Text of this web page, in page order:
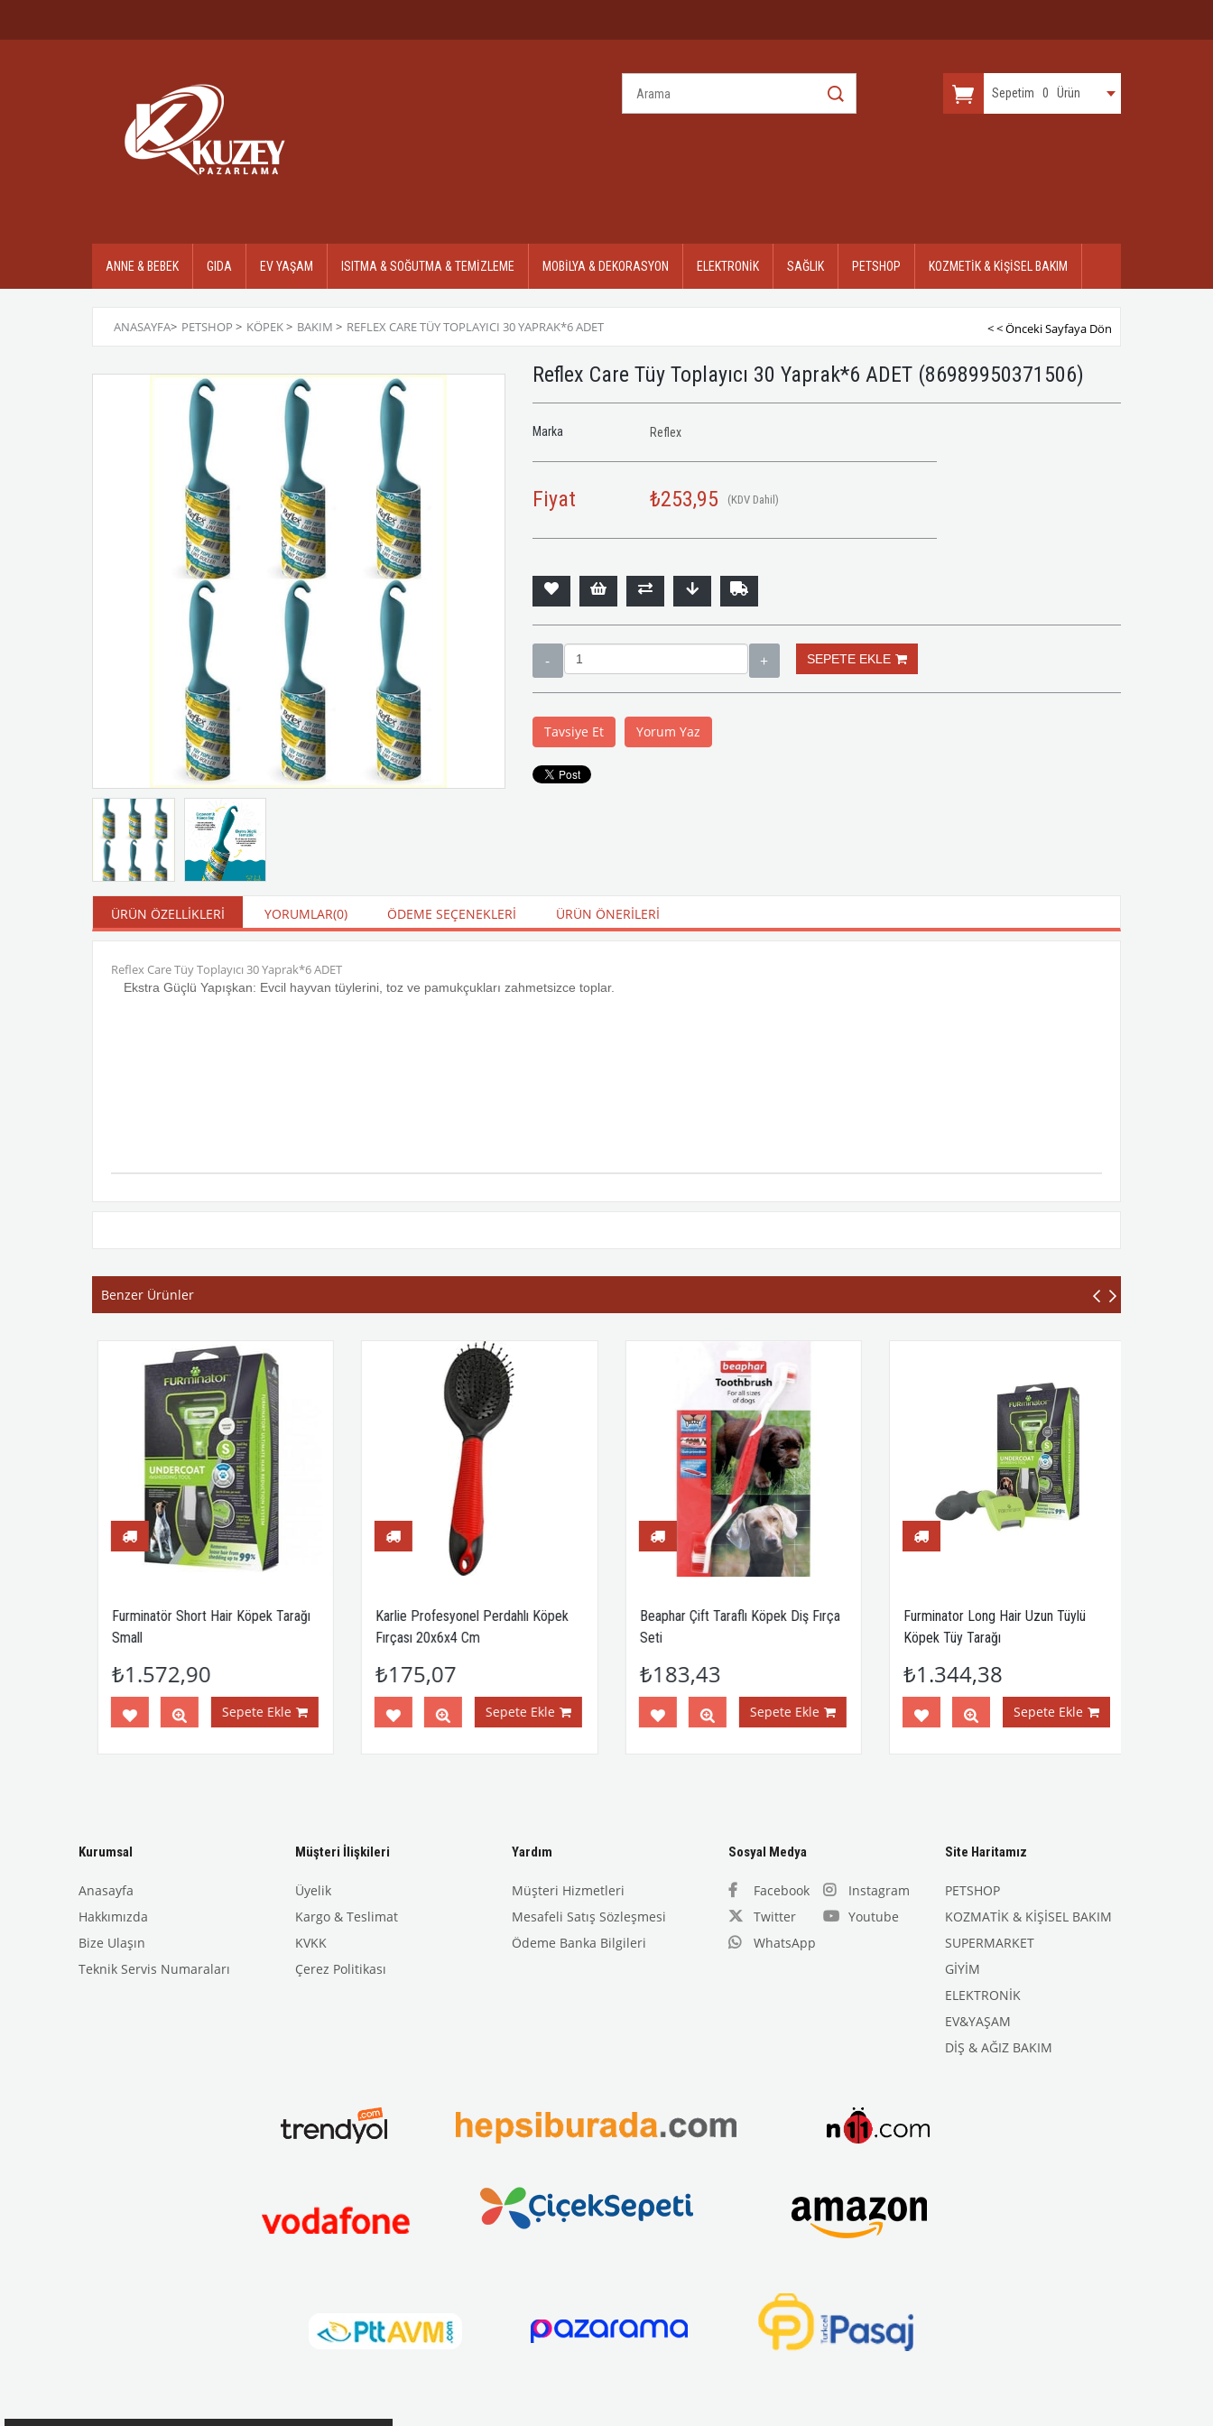
Sepetim 0 Ürün
ANNE & BEBEK GIDA EV YAŞAM ISITMA & SOĞUTMA & TEMİZLEME MOBİLYA & DEKORASYON ELEKTRONİK SAĞLIK PETSHOP KOZMETİK & KİŞİSEL BAKIM
ANASAYFA> PETSHOP > KÖPEK> BAKIM > REFLEX CARE TÜY TOPLAYICI 30 YAPRAK*6 ADET < < Önceki Sayfaya Dön
Reflex Care Tüy Toplayıcı 30 Yaprak*6 ADET (86989950371506)
Marka Reflex
Fiyat ₺253,95 (KDV Dahil)
Tavsiye Et Yorum Yaz
ÜRÜN ÖZELLIKLERI YORUMLAR(0) ÖDEME SEÇENEKLERI ÜRÜN ÖNERILERI
Reflex Care Tüy Toplayıcı 30 Yaprak*6 ADET
Ekstra Güçlü Yapışkan: Evcil hayvan tüylerini, toz ve pamukçukları zahmetsizce toplar.
Benzer Ürünler
Furminatör Short Hair Köpek Tarağı
Small
₺1.572,90
Sepete Ekle
Karlie Profesyonel Perdahlı Köpek
Fırçası 20x6x4 Cm
₺175,07
Sepete Ekle
Beaphar Çift Taraflı Köpek Diş Fırça
Seti
₺183,43
Sepete Ekle
Furminator Long Hair Uzun Tüylü
Köpek Tüy Tarağı
₺1.344,38
Sepete Ekle
Kurumsal
Anasayfa
Hakkımızda
Bize Ulaşın
Teknik Servis Numaraları
Müşteri İlişkileri
Üyelik
Kargo & Teslimat
KVKK
Çerez Politikası
Yardım
Müşteri Hizmetleri
Mesafeli Satış Sözleşmesi
Ödeme Banka Bilgileri
Sosyal Medya
Facebook
Instagram
Twitter
Youtube
WhatsApp
Site Haritamız
PETSHOP
KOZMATİK & KİŞİSEL BAKIM
SUPERMARKET
GİYİM
ELEKTRONİK
EV&YAŞAM
DİŞ & AĞIZ BAKIM